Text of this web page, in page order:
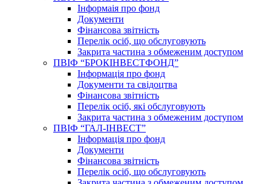
Інформаія про фонд
Документи
Фінансова звітність
Перелік осіб, що обслуговують
Закрита частина з обмеженим доступом
ПВІФ “БРОКІНВЕСТФОНД”
Інформація про фонд
Документи та свідоцтва
Фінансова звітність
Перелік осіб, які обслуговують
Закрита частина з обмеженим доступом
ПВІФ “ГАЛ-ІНВЕСТ”
Інформація про фонд
Документи
Фінансова звітність
Перелік осіб, що обслуговують